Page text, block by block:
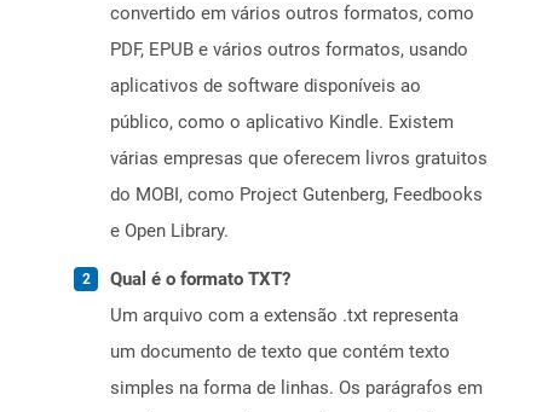
convertido em vários outros formatos, como
PDF, EPUB e vários outros formatos, usando
aplicativos de software disponíveis ao
público, como o aplicativo Kindle. Existem
várias empresas que oferecem livros gratuitos
do MOBI, como Project Gutenberg, Feedbooks
e Open Library.
Qual é o formato TXT?
Um arquivo com a extensão .txt representa
um documento de texto que contém texto
simples na forma de linhas. Os parágrafos em